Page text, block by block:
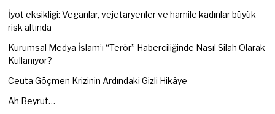
İyot eksikliği: Veganlar, vejetaryenler ve hamile kadınlar büyük
risk altında
Kurumsal Medya İslam’ı “Terör” Haberciliğinde Nasıl Silah Olarak
Kullanıyor?
Ceuta Göçmen Krizinin Ardındaki Gizli Hikâye
Ah Beyrut…